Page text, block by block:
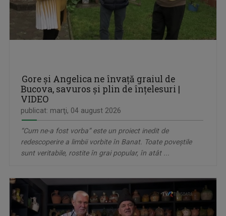
Gore și Angelica ne învață graiul de
Bucova, savuros și plin de înțelesuri |
VIDEO
publicat: marţi, 04 august 2026
“Cum ne-a fost vorba” este un proiect inedit de
redescoperire a limbii vorbite în Banat. Toate poveștile
sunt veritabile, rostite în grai popular, în atât ...